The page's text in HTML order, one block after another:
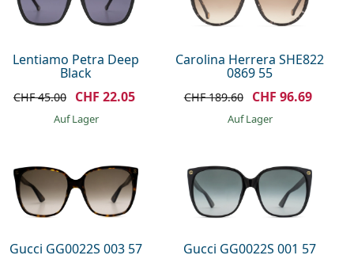
Lentiamo Petra Deep
Black
CHF 45.00 CHF 22.05
auf Lager
Carolina Herrera SHE822
0869 55
CHF 189.60 CHF 96.69
auf Lager
Gucci GG0022S 003 57 Gucci GG0022S 001 57